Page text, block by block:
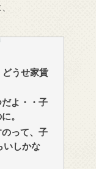
うせ家賃
よ・・子
。
って、子
いしかな